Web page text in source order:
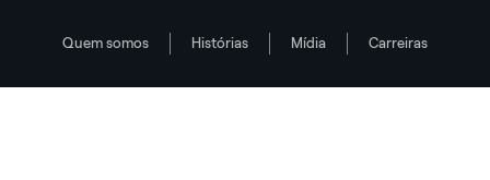
Quem somos Histórias Mídia Carreiras
circular
da economia circular